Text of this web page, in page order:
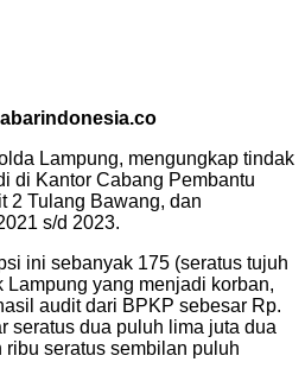
Lampung, mengungkap tindak
di Kantor Cabang Pembantu
2 Tulang Bawang, dan
s/d 2023.
ini sebanyak 175 (seratus tujuh
yang menjadi korban,
audit dari BPKP sebesar Rp.
seratus dua puluh lima juta dua
seratus sembilan puluh